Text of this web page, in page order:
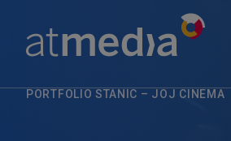
PORTFOLIO STANIC – JOJ CINEMA